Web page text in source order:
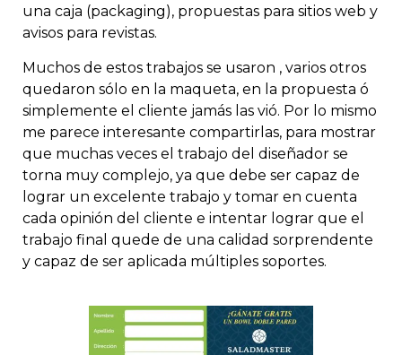
una caja (packaging), propuestas para sitios web y
avisos para revistas.
Muchos de estos trabajos se usaron , varios otros
quedaron sólo en la maqueta, en la propuesta ó
simplemente el cliente jamás las vió. Por lo mismo
me parece interesante compartirlas, para mostrar
que muchas veces el trabajo del diseñador se
torna muy complejo, ya que debe ser capaz de
lograr un excelente trabajo y tomar en cuenta
cada opinión del cliente e intentar lograr que el
trabajo final quede de una calidad sorprendente
y capaz de ser aplicada múltiples soportes.